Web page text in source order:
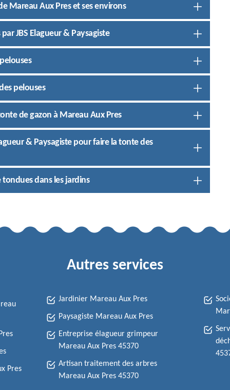
Mareau Aux Pres et ses environs
JBS Elagueur & Paysagiste
pelouses
de gazon à Mareau Aux Pres
& Paysagiste pour faire la tonte des
dans les jardins
Autres services
Pres
Jardinier Mareau Aux Pres
Paysagiste Mareau Aux Pres
Entreprise élagueur grimpeur
Mareau Aux Pres 45370
Artisan traitement des arbres
Mareau Aux Pres 45370